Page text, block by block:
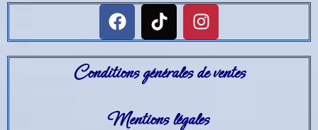
Conditions générales de ventes
Mentions légales